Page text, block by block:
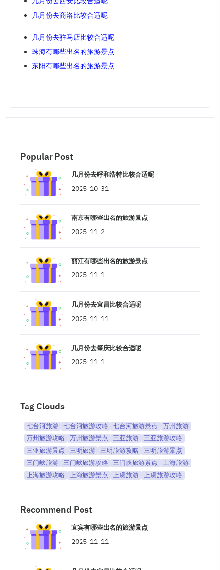
几月份去商洛比较合适呢
几月份去驻马店比较合适呢
珠海有哪些出名的旅游景点
东阳有哪些出名的旅游景点
Popular Post
几月份去呼和浩特比较合适呢
2025-10-31
南京有哪些出名的旅游景点
2025-11-2
丽江有哪些出名的旅游景点
2025-11-1
几月份去宜昌比较合适呢
2025-11-11
几月份去肇庆比较合适呢
2025-11-1
Tag Clouds
七台河旅游 七台河旅游攻略 七台河旅游景点
万州旅游
万州旅游攻略
万州旅游景点 三亚旅游
三亚旅游攻略
三亚旅游景点
三明旅游 三明旅游攻略
三明旅游景点
三门峡旅游
三门峡旅游攻略 三门峡旅游景点
上海旅游
上海旅游攻略
上海旅游景点 上虞旅游 上虞旅游攻略
Recommend Post
宜宾有哪些出名的旅游景点
2025-11-11